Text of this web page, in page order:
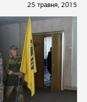
25 травня, 2015